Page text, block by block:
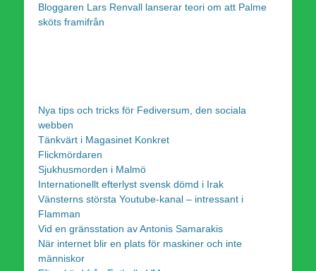
Bloggaren Lars Renvall lanserar teori om att Palme
sköts framifrån
Nya tips och tricks för Fediversum, den sociala
webben
Tänkvärt i Magasinet Konkret
Flickmördaren
Sjukhusmorden i Malmö
Internationellt efterlyst svensk dömd i Irak
Vänsterns största Youtube-kanal – intressant i
Flamman
Vid en gränsstation av Antonis Samarakis
När internet blir en plats för maskiner och inte
människor